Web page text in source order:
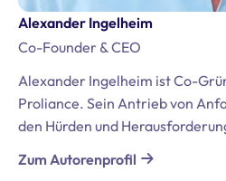
Alexander Ingelheim
Co-Founder & CEO
Alexander Ingelheim ist Co-
Proliance. Sein Antrieb von
den Hürden und
Datenschutz und der DSGVO
umfassende Erfahrungen aus
Zum Autorenprofil